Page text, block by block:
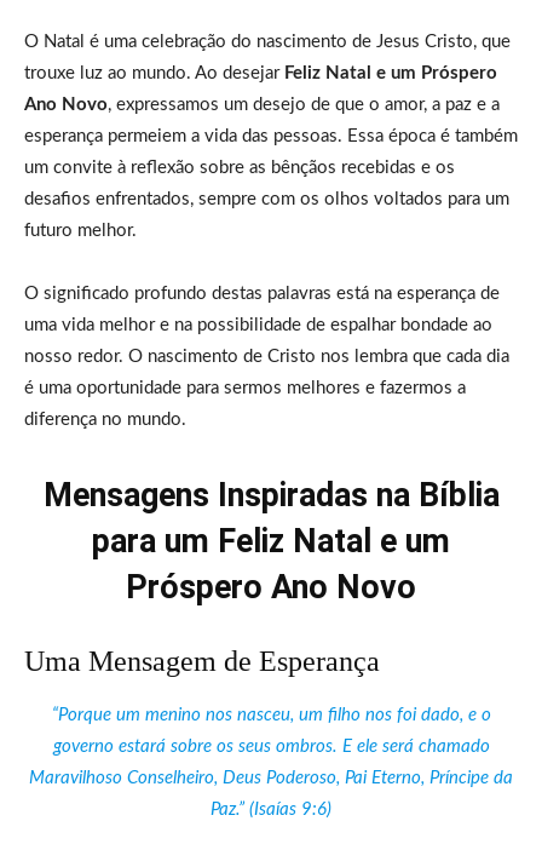
O Natal é uma celebração do nascimento de Jesus Cristo, que
trouxe luz ao mundo. Ao desejar Feliz Natal e um Próspero
Ano Novo, expressamos um desejo de que o amor, a paz e a
esperança permeiem a vida das pessoas. Essa época é também
um convite à reflexão sobre as bênçãos recebidas e os
desafios enfrentados, sempre com os olhos voltados para um
futuro melhor.
O significado profundo destas palavras está na esperança de
uma vida melhor e na possibilidade de espalhar bondade ao
nosso redor. O nascimento de Cristo nos lembra que cada dia
é uma oportunidade para sermos melhores e fazermos a
diferença no mundo.
Mensagens Inspiradas na Bíblia
para um Feliz Natal e um
Próspero Ano Novo
Uma Mensagem de Esperança
“Porque um menino nos nasceu, um filho nos foi dado, e o
governo estará sobre os seus ombros. E ele será chamado
Maravilhoso Conselheiro, Deus Poderoso, Pai Eterno, Príncipe da
Paz.” (Isaías 9:6)